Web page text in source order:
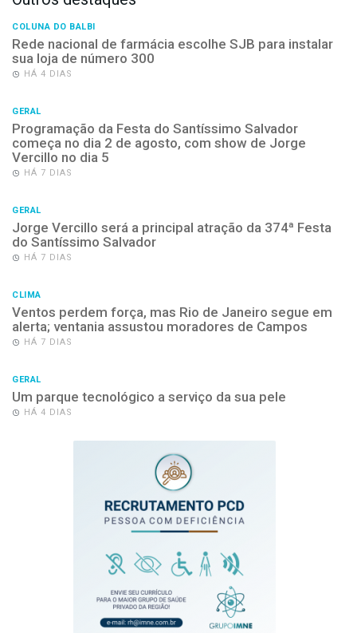
COLUNA DO BALBI
Rede nacional de farmácia escolhe SJB para instalar
sua loja de número 300
HÁ 4 DIAS
GERAL
Programação da Festa do Santíssimo Salvador
começa no dia 2 de agosto, com show de Jorge
Vercillo no dia 5
HÁ 7 DIAS
GERAL
Jorge Vercillo será a principal atração da 374ª Festa
do Santíssimo Salvador
HÁ 7 DIAS
CLIMA
Ventos perdem força, mas Rio de Janeiro segue em
alerta; ventania assustou moradores de Campos
HÁ 7 DIAS
GERAL
Um parque tecnológico a serviço da sua pele
HÁ 4 DIAS